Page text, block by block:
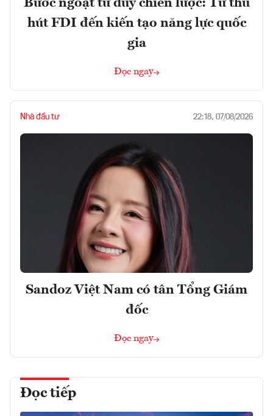
Bước ngoặt tư duy chiến lược: Từ thu
hút FDI đến kiến tạo năng lực quốc
gia
Đọc ngay
Nhà đầu tư 22:18, 07/08/2026
Sandoz Việt Nam có tân Tổng Giám
đốc
Đọc ngay
Đọc tiếp